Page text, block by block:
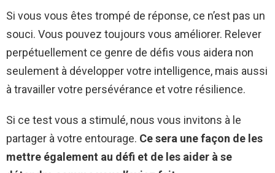
Si vous vous êtes trompé de réponse, ce n’est pas un
souci. Vous pouvez toujours vous améliorer. Relever
perpétuellement ce genre de défis vous aidera non
seulement à développer votre intelligence, mais aussi
à travailler votre persévérance et votre résilience.
Si ce test vous a stimulé, nous vous invitons à le
partager à votre entourage. Ce sera une façon de les
mettre également au défi et de les aider à se